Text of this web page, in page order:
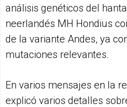
análisis genéticos del
neerlandés MH Hondius
de la variante Andes, ya
mutaciones relevantes.
En varios mensajes en la
explicó varios detalles